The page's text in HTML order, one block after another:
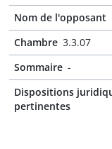
Nom de l'opposant
Chambre 3.3.07
Sommaire -
Dispositions
pertinentes